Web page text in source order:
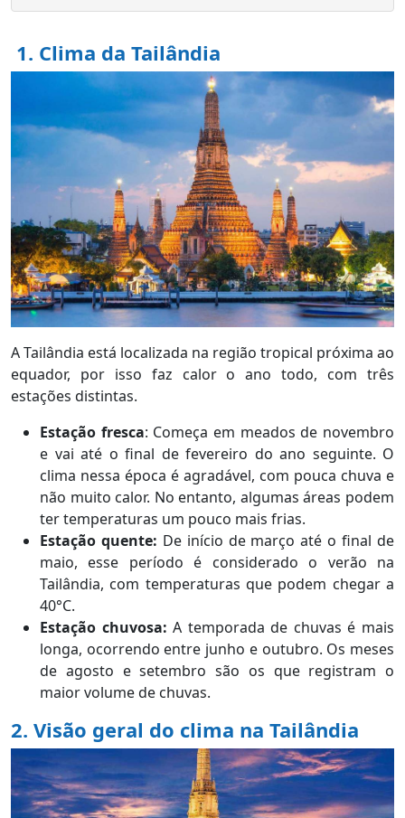
1. Clima da Tailândia
A Tailândia está localizada na região tropical próxima ao
equador, por isso faz calor o ano todo, com três
estações distintas.
Estação fresca: Começa em meados de novembro
e vai até o final de fevereiro do ano seguinte. O
clima nessa época é agradável, com pouca chuva e
não muito calor. No entanto, algumas áreas podem
ter temperaturas um pouco mais frias.
Estação quente: De início de março até o final de
maio, esse período é considerado o verão na
Tailândia, com temperaturas que podem chegar a
40°C.
Estação chuvosa: A temporada de chuvas é mais
longa, ocorrendo entre junho e outubro. Os meses
de agosto e setembro são os que registram o
maior volume de chuvas.
2. Visão geral do clima na Tailândia